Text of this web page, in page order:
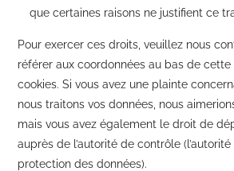
que certaines raisons ne justifient ce
Pour exercer ces droits, veuillez nous
référer aux coordonnées au bas de
cookies. Si vous avez une plainte
nous traitons vos données, nous
mais vous avez également le droit de
auprès de l’autorité de contrôle
protection des données).